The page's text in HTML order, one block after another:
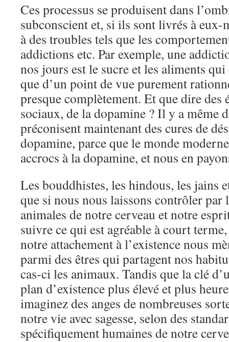
Ces processus se produisent dans
subconscient et, si ils sont livrés à eux-
à des troubles tels que les
addictions etc. Par exemple, une
nos jours est le sucre et les aliments
que d’un point de vue purement
presque complètement. Et que dire des
sociaux, de la dopamine ? Il y a même
préconisent maintenant des cures de
dopamine, parce que le monde
accrocs à la dopamine, et nous en
Les bouddhistes, les hindous, les jains
que si nous nous laissons contrôler par
animales de notre cerveau et notre
suivre ce qui est agréable à court
notre attachement à l’existence nous
parmi des êtres qui partagent nos
cas-ci les animaux. Tandis que la clé
plan d’existence plus élevé et plus
imaginez des anges de nombreuses
notre vie avec sagesse, selon des
spécifiquement humaines de notre